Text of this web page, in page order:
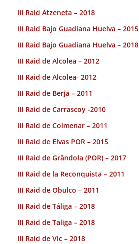
III Raid Atzeneta – 2018
III Raid Bajo Guadiana Huelva – 2015
III Raid Bajo Guadiana Huelva – 2018
III Raid de Alcolea – 2012
III Raid de Alcolea- 2012
III Raid de Berja – 2011
III Raid de Carrascoy -2010
III Raid de Colmenar – 2011
III Raid de Elvas POR – 2015
III Raid de Grândola (POR) – 2017
III Raid de la Reconquista – 2011
III Raid de Obulco – 2011
III Raid de Táliga – 2018
III Raid de Taliga – 2018
III Raid de Vic – 2018